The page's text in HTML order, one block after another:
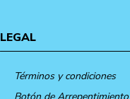
LEGAL
Términos y condiciones